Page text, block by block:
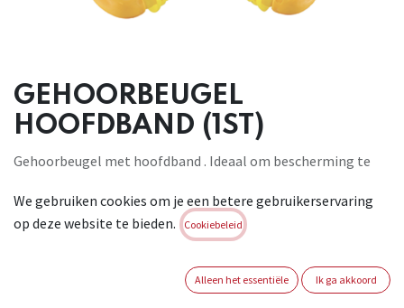
GEHOORBEUGEL
HOOFDBAND (1ST)
Gehoorbeugel met hoofdband . Ideaal om bescherming te
moeten betreden of verlaten. Gemaakt van silicone met
plastic hoofdband . Ze kunnen op het hoofd of onder de keel
We gebruiken cookies om je een betere gebruikerservaring
op deze website te bieden.
Cookiebeleid
Alleen het essentiële Ik ga akkoord